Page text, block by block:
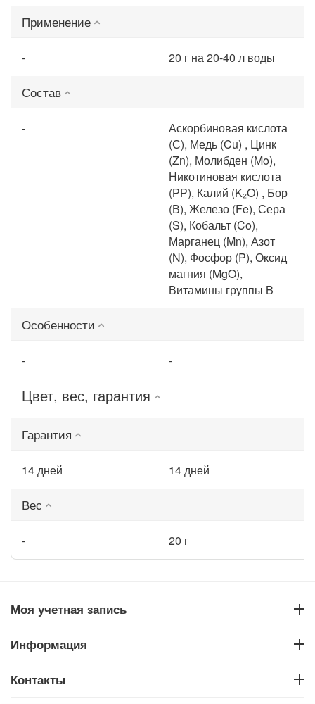
Применение
- 20 г на 20-40 л воды
Состав
-
Аскорбиновая кислота
(С), Медь (Cu) , Цинк
(Zn), Молибден (Mo),
Никотиновая кислота
(РР), Калий (K₂O) , Бор
(В), Железо (Fe), Сера
(S), Кобальт (Co),
Марганец (Mn), Азот
(N), Фосфор (P), Оксид
магния (MgO),
Витамины группы B
Особенности
- -
Цвет, вес, гарантия
Гарантия
14 дней 14 дней
Вес
- 20 г
Моя учетная запись
Информация
Контакты